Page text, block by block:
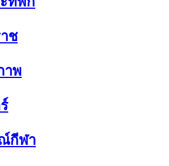
ช
าพ
กีฬา